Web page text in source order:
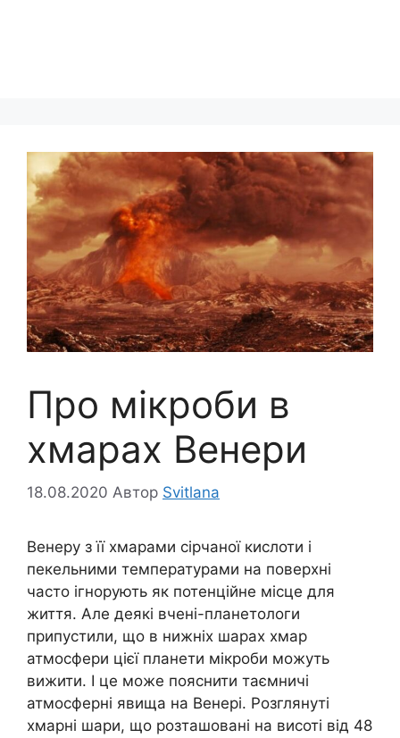
Про мікроби в
хмарах Венери
18.08.2020 Автор Svitlana
Венеру з її хмарами сірчаної кислоти і
пекельними температурами на поверхні
часто ігнорують як потенційне місце для
життя. Але деякі вчені-планетологи
припустили, що в нижніх шарах хмар
атмосфери цієї планети мікроби можуть
вижити. І це може пояснити таємничі
атмосферні явища на Венері. Розглянуті
хмарні шари, що розташовані на висоті від 48